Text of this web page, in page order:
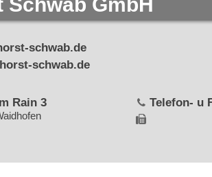
schwab.de
schwab.de
Rain 3 Telefon- u